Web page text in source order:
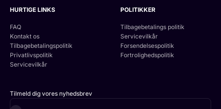
HURTIGE LINKS
FAQ
Kontakt os
Tilbagebetalingspolitik
Privatlivspolitik
Servicevilkår
POLITIKKER
Tilbagebetalings politik
Servicevilkår
Forsendelsespolitik
Fortrolighedspolitik
Tilmeld dig vores nyhedsbrev